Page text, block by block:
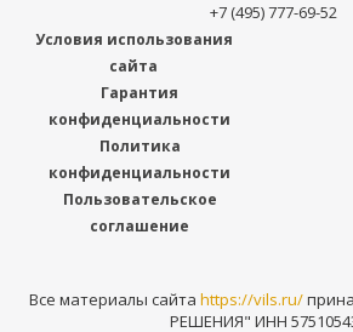
+7 (495) 777-69-52
Условия использования
сайта
Гарантия
конфиденциальности
Политика
конфиденциальности
Пользовательское
соглашение
Все материалы сайта https://vils.ru/
РЕШЕНИЯ" ИНН